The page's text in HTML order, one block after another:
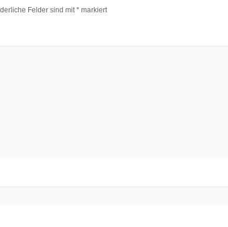
Felder sind mit * markiert